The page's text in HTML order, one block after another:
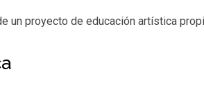
un proyecto de educación artística